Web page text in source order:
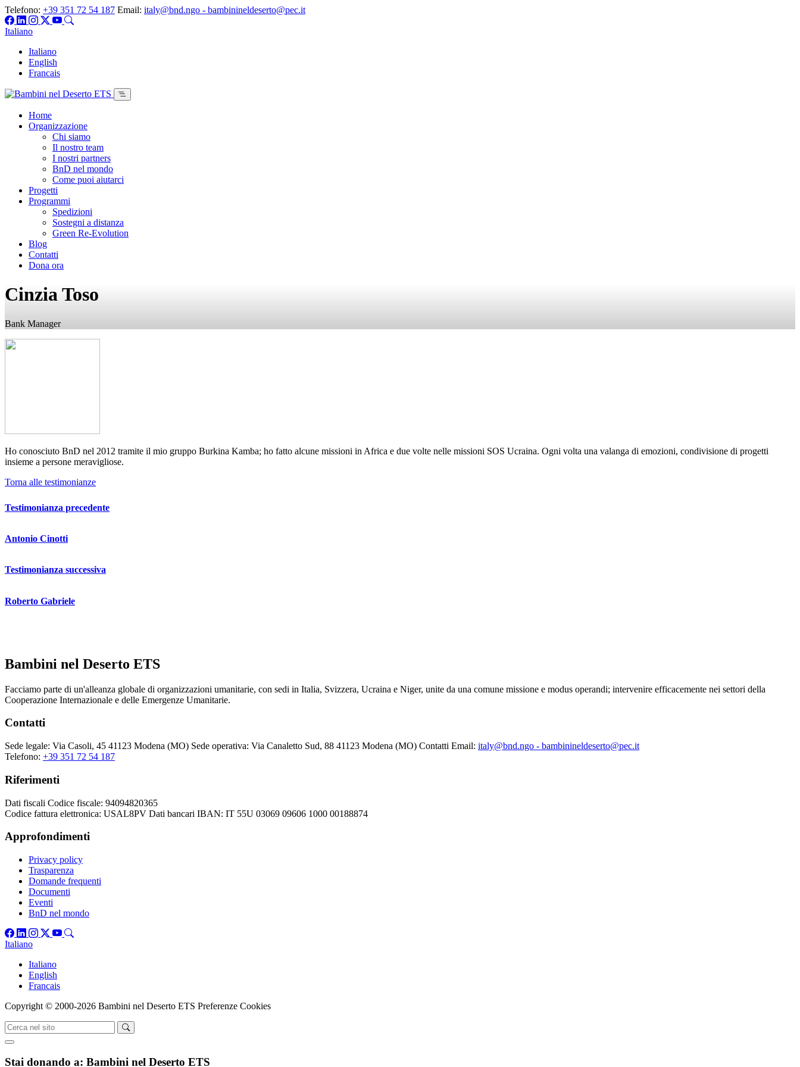
Telefono: +39 351 72 54 187 Email: italy@bnd.ngo - bambinineldeserto@pec.it
Italiano
Italiano
English
Francais
Home
Organizzazione
Chi siamo
Il nostro team
I nostri partners
BnD nel mondo
Come puoi aiutarci
Progetti
Programmi
Spedizioni
Sostegni a distanza
Green Re-Evolution
Blog
Contatti
Dona ora
Cinzia Toso
Bank Manager
Ho conosciuto BnD nel 2012 tramite il mio gruppo Burkina Kamba; ho fatto alcune missioni in Africa e due volte nelle missioni SOS Ucraina. Ogni volta una valanga di emozioni, condivisione di progetti
insieme a persone meravigliose.
Torna alle testimonianze
Testimonianza precedente
Antonio Cinotti
Testimonianza successiva
Roberto Gabriele
Bambini nel Deserto ETS
Facciamo parte di un'alleanza globale di organizzazioni umanitarie, con sedi in Italia, Svizzera, Ucraina e Niger, unite da una comune missione e modus operandi; intervenire efficacemente nei settori della
Cooperazione Internazionale e delle Emergenze Umanitarie.
Contatti
Sede legale: Via Casoli, 45 41123 Modena (MO) Sede operativa: Via Canaletto Sud, 88 41123 Modena (MO) Contatti Email: italy@bnd.ngo - bambinineldeserto@pec.it
Telefono: +39 351 72 54 187
Riferimenti
Dati fiscali Codice fiscale: 94094820365
Codice fattura elettronica: USAL8PV Dati bancari IBAN: IT 55U 03069 09606 1000 00188874
Approfondimenti
Privacy policy
Trasparenza
Domande frequenti
Documenti
Eventi
BnD nel mondo
Italiano
Italiano
English
Francais
Copyright © 2000-2026 Bambini nel Deserto ETS Preferenze Cookies
Stai donando a: Bambini nel Deserto ETS